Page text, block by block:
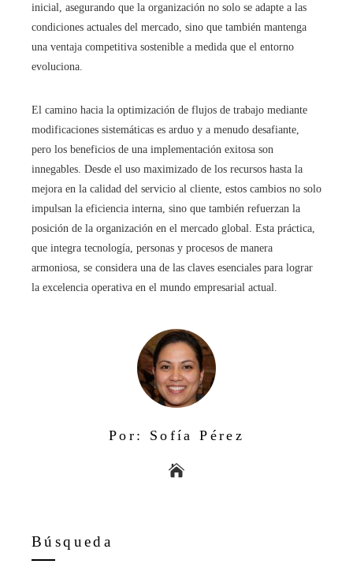
inicial, asegurando que la organización no solo se adapte a las
condiciones actuales del mercado, sino que también mantenga
una ventaja competitiva sostenible a medida que el entorno
evoluciona.
El camino hacia la optimización de flujos de trabajo mediante
modificaciones sistemáticas es arduo y a menudo desafiante,
pero los beneficios de una implementación exitosa son
innegables. Desde el uso maximizado de los recursos hasta la
mejora en la calidad del servicio al cliente, estos cambios no solo
impulsan la eficiencia interna, sino que también refuerzan la
posición de la organización en el mercado global. Esta práctica,
que integra tecnología, personas y procesos de manera
armoniosa, se considera una de las claves esenciales para lograr
la excelencia operativa en el mundo empresarial actual.
Por: Sofía Pérez
Búsqueda